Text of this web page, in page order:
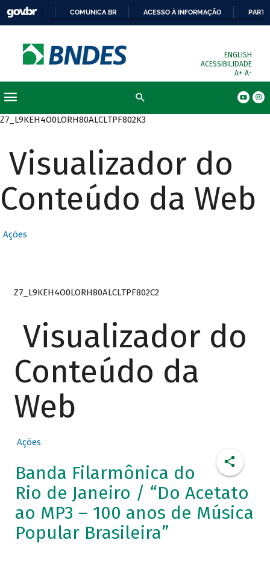
COMUNICA BR ACESSO À INFORMAÇÃO
ENGLISH
ACESSIBILIDADE
A+ A-
Z7_L9KEH4O0LORH80ALCLTPF802K3
Visualizador do
Conteúdo da Web
Ações
Z7_L9KEH4O0LORH80ALCLTPF802C2
Visualizador do
Conteúdo da
Web
Ações
Banda Filarmônica do
Rio de Janeiro / “Do Acetato
ao MP3 – 100 anos de Música
Popular Brasileira”